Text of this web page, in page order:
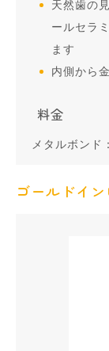
天然歯の
ールセラ
ます
内側から
料金
メタルボンド
ゴールドイ